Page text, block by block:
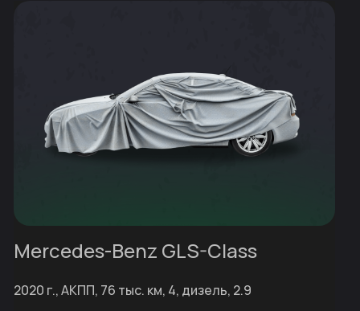
Mercedes-Benz GLS-Class
2020 г., АКПП, 76 тыс. км, 4, дизель, 2.9